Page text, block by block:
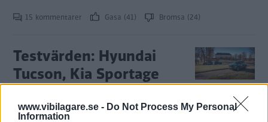
www.vibilagare.se - Do Not Process My Personal
Information
15 kommentarer Gasa (41) Bromsa (24)
Testvärden: Hyundai
Tucson, Kia Sportage
och Lynk & Co 01 (2022)
NYBILSTEST 8 mars 2022
Nya Kia Sportage hamnar i den